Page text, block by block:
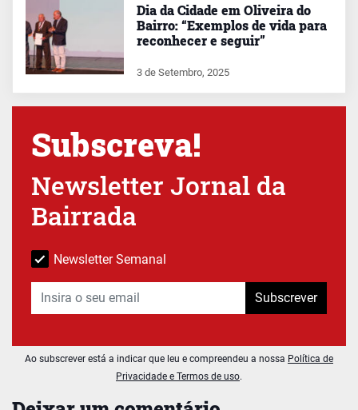
Dia da Cidade em Oliveira do
Bairro: “Exemplos de vida para
reconhecer e seguir”
3 de Setembro, 2025
Subscreva!
Newsletter Jornal da
Bairrada
Newsletter Semanal
Subscrever
Ao subscrever está a indicar que leu e compreendeu a nossa Política de
Privacidade e Termos de uso.